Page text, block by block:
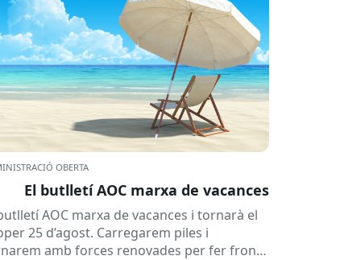
OBERTA
El butlletí AOC marxa de vacances
AOC marxa de vacances i tornarà el
25 d’agost. Carregarem piles i
amb forces renovades per fer front